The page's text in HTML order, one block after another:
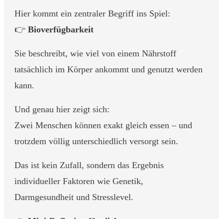
Hier kommt ein zentraler Begriff ins Spiel:
👉 Bioverfügbarkeit
Sie beschreibt, wie viel von einem Nährstoff
tatsächlich im Körper ankommt und genutzt werden
kann.
Und genau hier zeigt sich:
Zwei Menschen können exakt gleich essen – und
trotzdem völlig unterschiedlich versorgt sein.
Das ist kein Zufall, sondern das Ergebnis
individueller Faktoren wie Genetik,
Darmgesundheit und Stresslevel.